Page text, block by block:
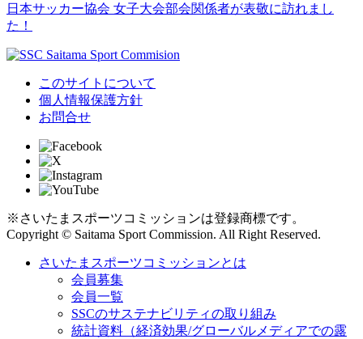
日本サッカー協会 女子大会部会関係者が表敬に訪れまし
た！
このサイトについて
個人情報保護方針
お問合せ
※さいたまスポーツコミッションは登録商標です。
Copyright © Saitama Sport Commission. All Right Reserved.
さいたまスポーツコミッションとは
会員募集
会員一覧
SSCのサステナビリティの取り組み
統計資料（経済効果/グローバルメディアでの露